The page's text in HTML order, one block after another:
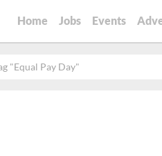
Home Jobs Events
"Equal Pay Day"